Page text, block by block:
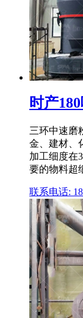
时产
三环中速磨
金、建材、
加工细度在
要的物料超
联系电话: